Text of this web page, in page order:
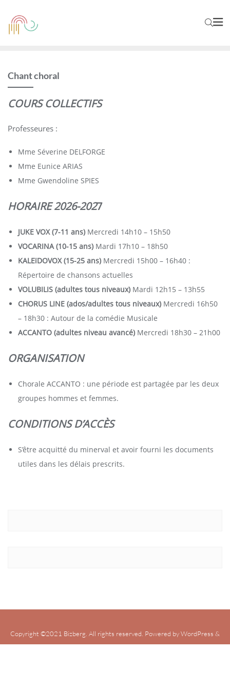
Chant choral
COURS COLLECTIFS
Professeures :
Mme Séverine DELFORGE
Mme Eunice ARIAS
Mme Gwendoline SPIES
HORAIRE 2026-2027
JUKE VOX (7-11 ans) Mercredi 14h10 – 15h50
VOCARINA (10-15 ans) Mardi 17h10 – 18h50
KALEïDOVOX (15-25 ans) Mercredi 15h00 – 16h40 :
Répertoire de chansons actuelles
VOLUBILIS (adultes tous niveaux) Mardi 12h15 – 13h55
CHORUS LINE (ados/adultes tous niveaux) Mercredi 16h50
– 18h30 : Autour de la comédie Musicale
ACCANTO (adultes niveau avancé) Mercredi 18h30 – 21h00
ORGANISATION
Chorale ACCANTO : une période est partagée par les deux
groupes hommes et femmes.
CONDITIONS D’ACCÈS
S’être acquitté du minerval et avoir fourni les documents
utiles dans les délais prescrits.
Copyright ©2021 Bizberg. All rights reserved. Powered by WordPress &
Designed by Bizberg Themes